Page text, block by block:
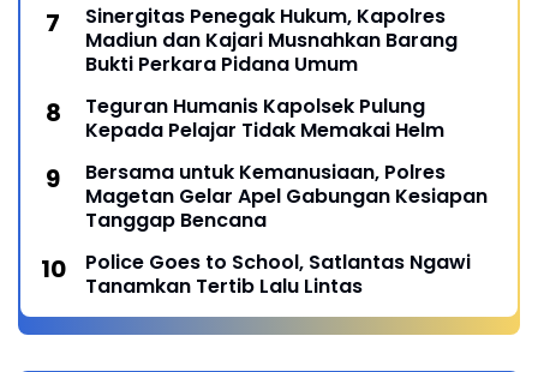
Sinergitas Penegak Hukum, Kapolres
Madiun dan Kajari Musnahkan Barang
Bukti Perkara Pidana Umum
Teguran Humanis Kapolsek Pulung
Kepada Pelajar Tidak Memakai Helm
Bersama untuk Kemanusiaan, Polres
Magetan Gelar Apel Gabungan Kesiapan
Tanggap Bencana
Police Goes to School, Satlantas Ngawi
Tanamkan Tertib Lalu Lintas